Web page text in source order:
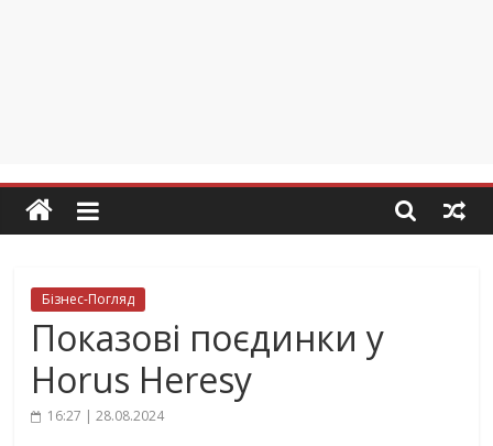
Бізнес-Погляд
Показові поєдинки у
Horus Heresy
16:27 | 28.08.2024